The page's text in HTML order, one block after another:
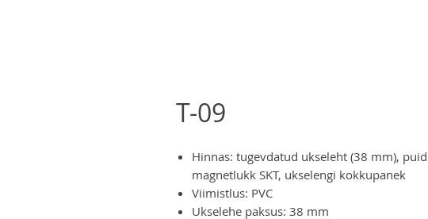
T-09
Hinnas: tugevdatud ukseleht (38 mm),
magnetlukk SKT, ukselengi kokkupanek
Viimistlus: PVC
Ukselehe paksus: 38 mm